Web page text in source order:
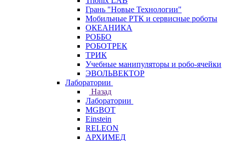
Грань "Новые Технологии"
Мобильные РТК и сервисные роботы
ОКЕАНИКА
РОББО
РОБОТРЕК
ТРИК
Учебные манипуляторы и робо-ячейки
ЭВОЛЬВЕКТОР
Лаборатории
Назад
Лаборатории
MGBOT
Einstein
RELEON
АРХИМЕД